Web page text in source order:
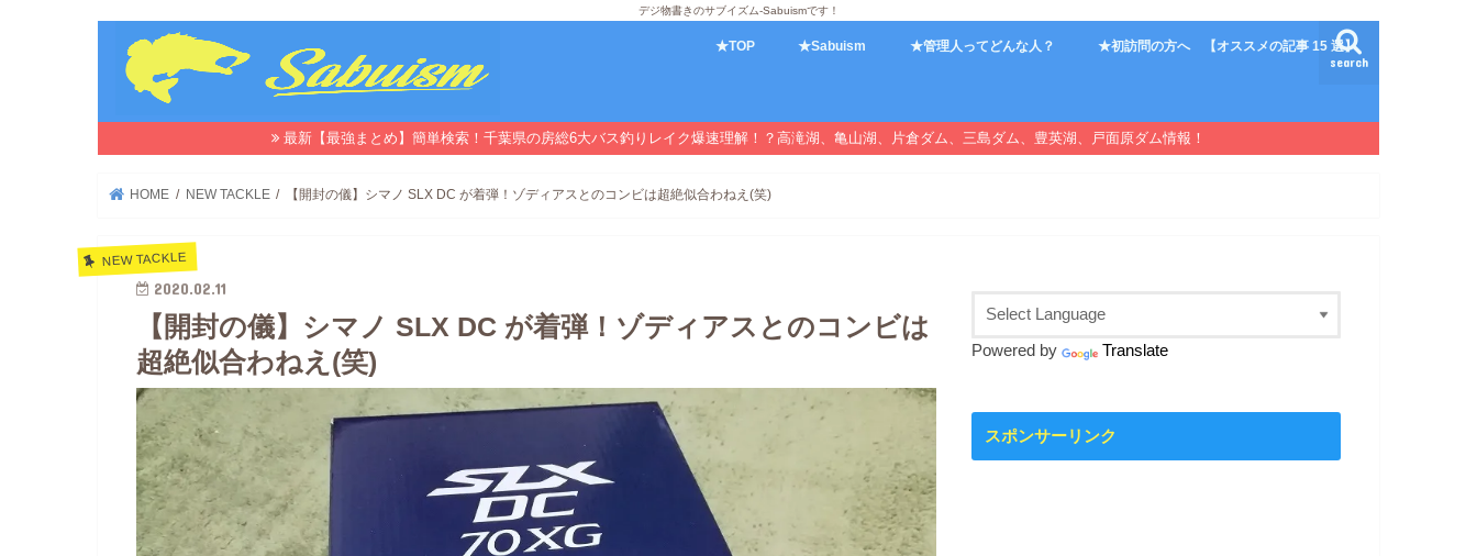
デジ物書きのサブイズム-Sabuismです！
search
★TOP ★Sabuism ★管理人ってどんな人？ ★初訪問の方へ 【オススメの記事 15 選】
最新【最強まとめ】簡単検索！千葉県の房総6大バス釣りレイク爆速理解！？高滝湖、亀山湖、片倉ダム、三島ダム、豊英湖、戸面原ダム情報！
HOME NEW TACKLE 【開封の儀】シマノ SLX DC が着弾！ゾディアスとのコンビは超絶似合わねえ(笑)
NEW TACKLE
2020.02.11
【開封の儀】シマノ SLX DC が着弾！ゾディアスとのコンビは
超絶似合わねえ(笑)
Powered by Translate
スポンサーリンク